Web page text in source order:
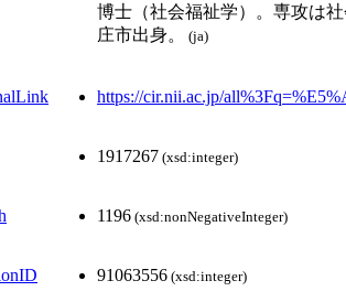
博士（社会福祉学）。専攻は
庄市出身。
(ja)
https://cir.nii.ac.jp/
1917267 (xsd:integer)
1196 (xsd:nonNegativeInteger)
91063556 (xsd:integer)